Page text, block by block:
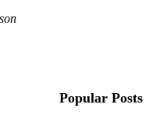
Popular Posts